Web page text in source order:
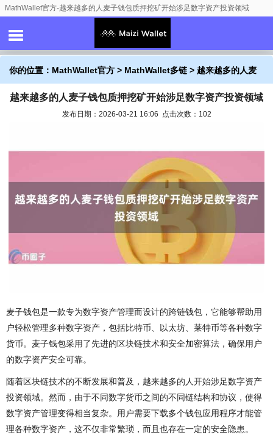
MathWallet官方-越来越多的人麦子钱包质押挖矿开始涉足数字资产投资领域
你的位置： MathWallet官方 > MathWallet多链 > 越来越多的人麦
子钱包质押挖矿开始涉足数字资产投资领域
越来越多的人麦子钱包质押挖矿开始涉足数字资产投资领域
发布日期：2026-03-21 16:06 点击次数：102
麦子钱包是一款专为数字资产管理而设计的跨链钱包，它能够帮助用
户轻松管理多种数字资产，包括比特币、以太坊、莱特币等各种数字
货币。麦子钱包采用了先进的区块链技术和安全加密算法，确保用户
的数字资产安全可靠。
随着区块链技术的不断发展和普及，越来越多的人开始涉足数字资产
投资领域。然而，由于不同数字货币之间的不同链结构和协议，使得
数字资产管理变得相当复杂。用户需要下载多个钱包应用程序才能管
理各种数字资产，这不仅非常繁琐，而且也存在一定的安全隐患。